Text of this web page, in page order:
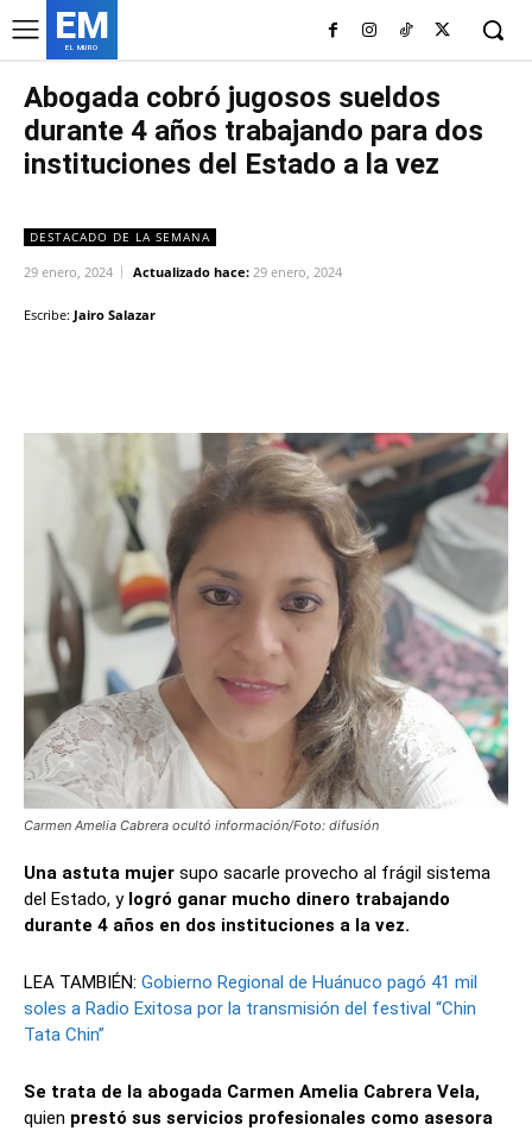
EM
EL MURO
Abogada cobró jugosos sueldos
durante 4 años trabajando para dos
instituciones del Estado a la vez
DESTACADO DE LA SEMANA
29 enero, 2024 Actualizado hace: 29 enero, 2024
Escribe: Jairo Salazar
Carmen Amelia Cabrera ocultó información/Foto: difusión
Una astuta mujer supo sacarle provecho al frágil sistema
del Estado, ylogró ganar mucho dinero trabajando
durante 4 años en dos instituciones a la vez.
LEA TAMBIÉN: Gobierno Regional de Huánuco pagó 41 mil
soles a Radio Exitosa por la transmisión del festival “Chin
Tata Chin”
Se trata de la abogada Carmen Amelia Cabrera Vela,
quien prestó sus servicios profesionales como asesora